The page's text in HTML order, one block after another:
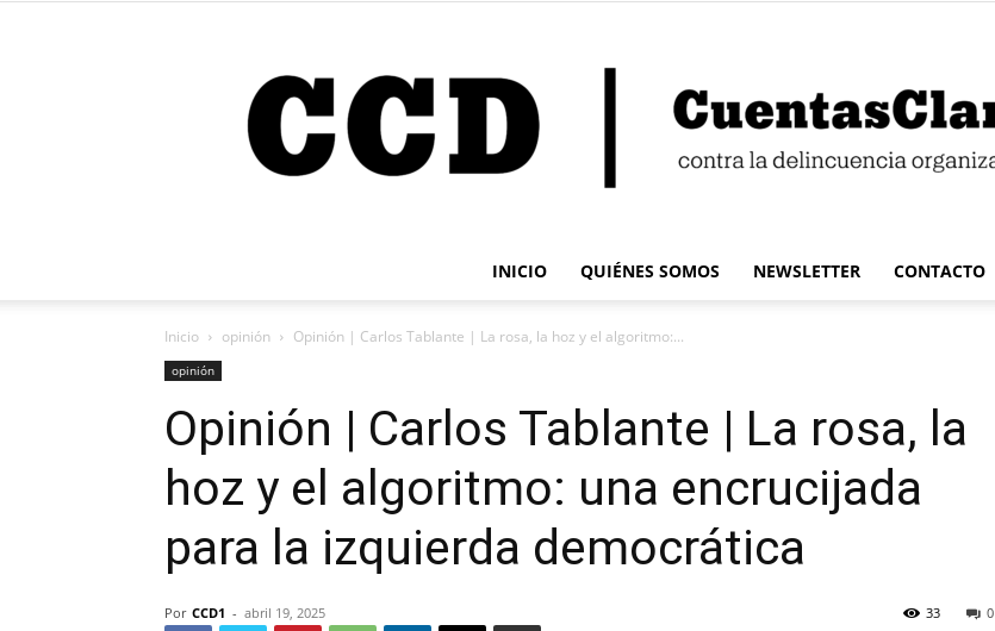
Claras
INICIO QUIÉNES SOMOS NEWSLETTER CONTACTO
Inicio opinión Opinión | Carlos Tablante | La rosa, la hoz y el algoritmo:...
opinión
Opinión | Carlos Tablante | La rosa, la
hoz y el algoritmo: una encrucijada
para la izquierda democrática
Por CCD1 - abril 19, 2025 0
33